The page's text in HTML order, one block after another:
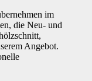
im
die Neu- und
Angebot.